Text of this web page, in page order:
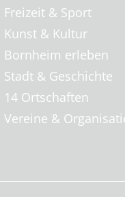
Freizeit & Sport
Kunst & Kultur
Bornheim erleben
Stadt & Geschichte
14 Ortschaften
Vereine &